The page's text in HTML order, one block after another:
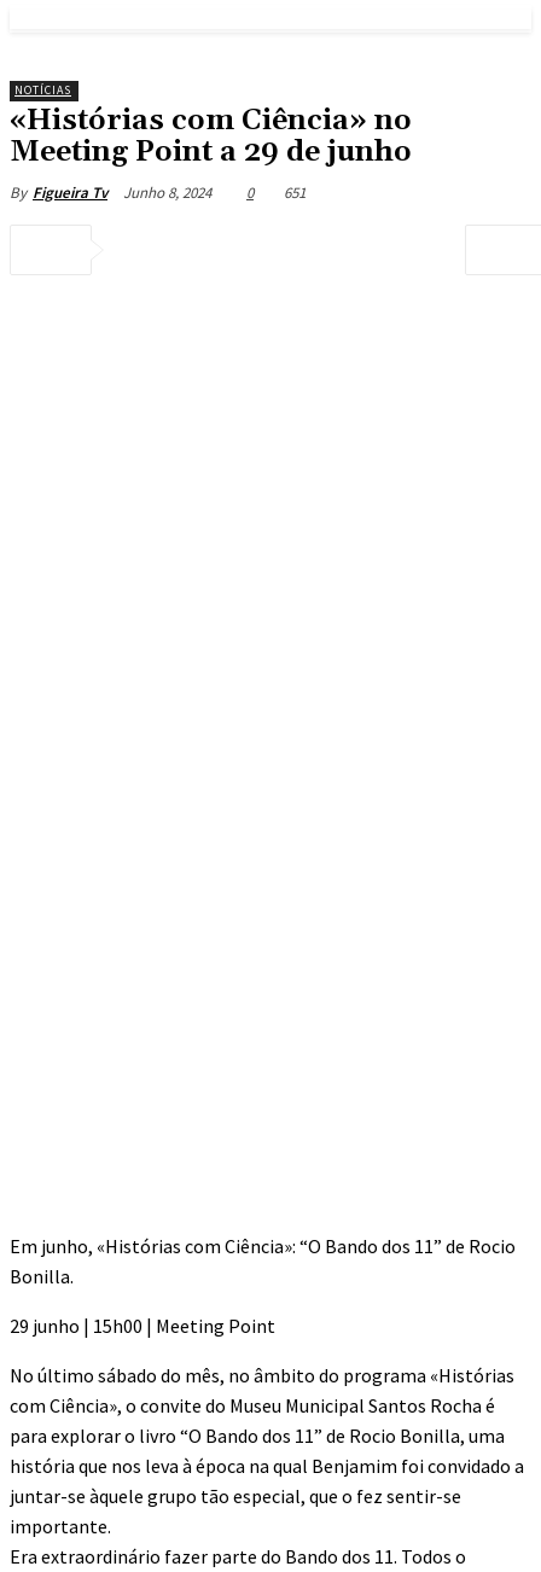
NOTÍCIAS
«Histórias com Ciência» no
Meeting Point a 29 de junho
By Figueira Tv Junho 8, 2024 0 651
Em junho, «Histórias com Ciência»: “O Bando dos 11” de Rocio
Bonilla.
29 junho | 15h00 | Meeting Point
No último sábado do mês, no âmbito do programa «Histórias
com Ciência», o convite do Museu Municipal Santos Rocha é
para explorar o livro “O Bando dos 11” de Rocio Bonilla, uma
história que nos leva à época na qual Benjamim foi convidado a
juntar-se àquele grupo tão especial, que o fez sentir-se
importante.
Era extraordinário fazer parte do Bando dos 11. Todos o